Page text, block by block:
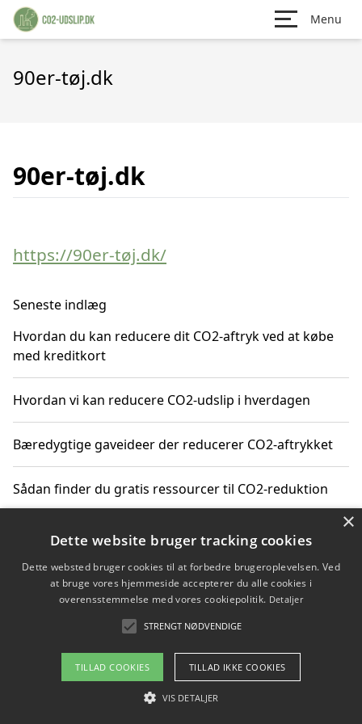
Menu
90er-tøj.dk
90er-tøj.dk
https://90er-tøj.dk/
Seneste indlæg
Hvordan du kan reducere dit CO2-aftryk ved at købe
med kreditkort
Hvordan vi kan reducere CO2-udslip i hverdagen
Bæredygtige gaveideer der reducerer CO2-aftrykket
Sådan finder du gratis ressourcer til CO2-reduktion
Hvordan gadgets til hjemmet kan reducere CO2-udslip
Copyright 2026 - Pilanto Aps
Om / kontakt
Blog Betingelser
×
Dette website bruger tracking cookies
Dette websted bruger cookies til at forbedre brugeroplevelsen. Ved
at bruge vores hjemmeside accepterer du alle cookies i
overensstemmelse med vores cookiepolitik. Detaljer
STRENGT NØDVENDIGE
TILLAD COOKIES TILLAD IKKE COOKIES
VIS DETALJER